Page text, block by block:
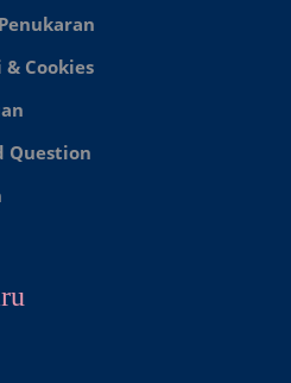
Cookies
Question